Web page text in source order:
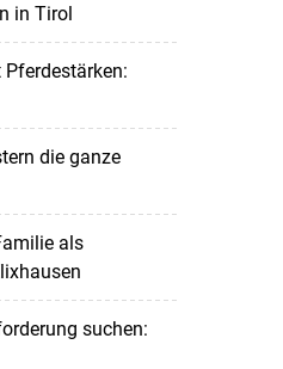
in Tirol
die ganze
als
suchen: